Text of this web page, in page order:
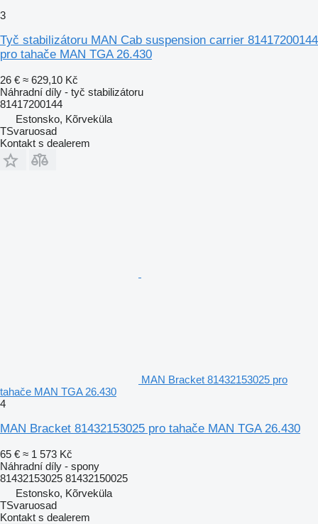
3
Tyč stabilizátoru MAN Cab suspension carrier 81417200144
pro tahače MAN TGA 26.430
26 € ≈ 629,10 Kč
Náhradní díly - tyč stabilizátoru
81417200144
Estonsko, Kõrveküla
TSvaruosad
Kontakt s dealerem
MAN Bracket 81432153025 pro
tahače MAN TGA 26.430
4
MAN Bracket 81432153025 pro tahače MAN TGA 26.430
65 € ≈ 1 573 Kč
Náhradní díly - spony
81432153025 81432150025
Estonsko, Kõrveküla
TSvaruosad
Kontakt s dealerem